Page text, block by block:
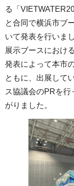
る「
と合同で横浜市ブ
いて発表を行いまし
展示ブースにおけ
発表によって本市
ともに、出展して
ス協議会のPRを
がりました。